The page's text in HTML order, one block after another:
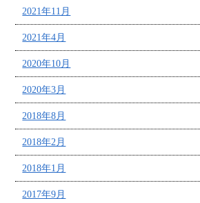
2021年11月
2021年4月
2020年10月
2020年3月
2018年8月
2018年2月
2018年1月
2017年9月